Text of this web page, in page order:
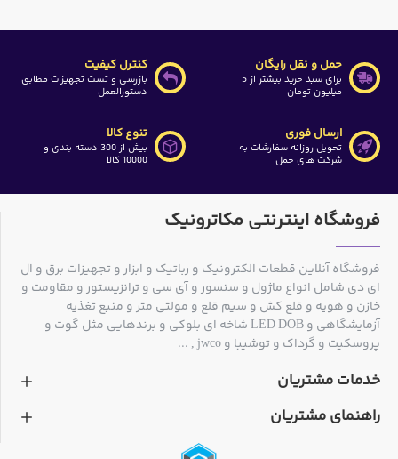
حمل و نقل رایگان
برای سبد خرید بیشتر از 5
میلیون تومان
کنترل کیفیت
بازرسی و تست تجهیزات مطابق
دستورالعمل
ارسال فوری
تحویل روزانه سفارشات به
شرکت های حمل
تنوع کالا
بیش از 300 دسته بندی و
10000 کالا
فروشگاه اینترنتی مکاترونیک
فروشگاه آنلاین قطعات الکترونیک و رباتیک و ابزار و تجهیزات برق و ال
ای دی شامل انواع ماژول و سنسور و آی سی و ترانزیستور و مقاومت و
خازن و هویه و قلع کش و سیم قلع و مولتی متر و منبع تغذیه
آزمایشگاهی و LED DOB شاخه ای بلوکی و برندهایی مثل گوت و
پروسکیت و گرداک و توشیبا و jwco , ...
خدمات مشتریان
راهنمای مشتریان